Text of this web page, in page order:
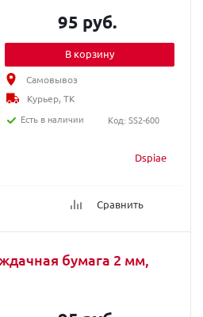
Dspiae
Сравнить
95 руб.
В корзину
Самовывоз
Курьер, ТК
Есть в наличии
Код: SS2-600
бумага 2 мм,